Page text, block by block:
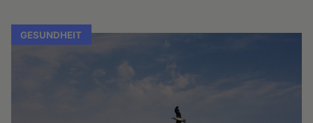
GESUNDHEIT